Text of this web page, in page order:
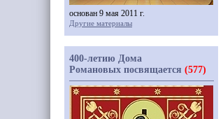
основан 9 мая 2011 г.
Другие материалы
400-летию Дома
Романовых посвящается (577)